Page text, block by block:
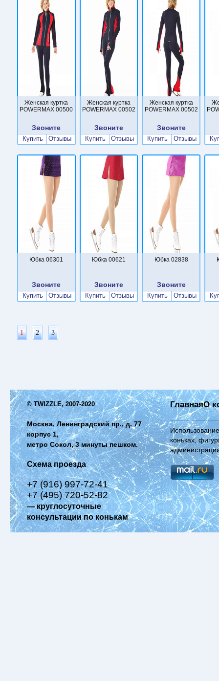
Женская куртка
POWERMAX 00500
Звоните
Купить Отзывы
Женская куртка
POWERMAX 00502
Звоните
Купить Отзывы
Женская куртка
POWERMAX 00502
Звоните
Купить Отзывы
Юбка 06301
Звоните
Купить Отзывы
Юбка 00621
Звоните
Купить Отзывы
Юбка 02838
Звоните
Купить Отзывы
1 2 3
© TWIZZLE, 2007-2020
Москва, Ленинградский пр., д. 77
корпус 1,
метро Сокол, 3 минуты пешком.
Схема проезда
+7 (916) 997-72-41
+7 (495) 720-52-82
— круглосуточные
консультации по конькам
ГлавнаяО
коньках,